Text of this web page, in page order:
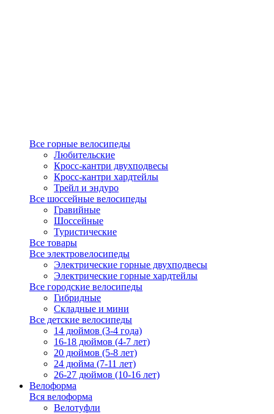
Все горные велосипеды
Любительские
Кросс-кантри двухподвесы
Кросс-кантри хардтейлы
Трейл и эндуро
Все шоссейные велосипеды
Гравийные
Шоссейные
Туристические
Все товары
Все электровелосипеды
Электрические горные двухподвесы
Электрические горные хардтейлы
Все городские велосипеды
Гибридные
Складные и мини
Все детские велосипеды
14 дюймов (3-4 года)
16-18 дюймов (4-7 лет)
20 дюймов (5-8 лет)
24 дюйма (7-11 лет)
26-27 дюймов (10-16 лет)
Велоформа
Вся велоформа
Велотуфли